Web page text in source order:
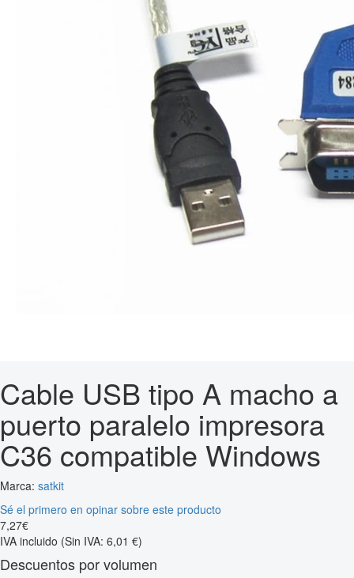
Cable USB tipo A macho a
puerto paralelo impresora
C36 compatible Windows
Marca: satkit
Sé el primero en opinar sobre este producto
7,27€
IVA incluido (Sin IVA: 6,01 €)
Descuentos por volumen